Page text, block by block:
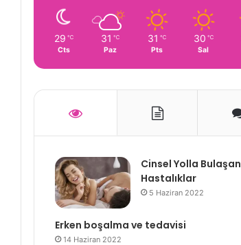
29 ℃
Cts
31 ℃
Paz
31 ℃
Pts
30 ℃
Sal
Cinsel Yolla Bulaşan
Hastalıklar
5 Haziran 2022
Erken boşalma ve tedavisi
14 Haziran 2022